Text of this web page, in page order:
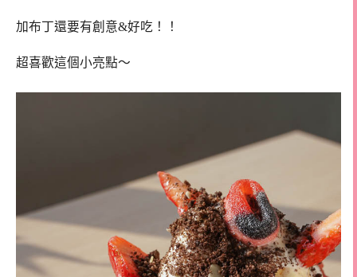
加布丁還要有創意&好吃！！
超喜歡這個小亮點～